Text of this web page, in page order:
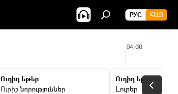
РУС ՀԱՅ
04:00
Ուղիղ եթեր
Ուրիշ նորություններ
Ուղիղ եթեր
Լուրեր